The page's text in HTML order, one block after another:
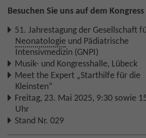
Besuchen Sie uns auf dem Kongress
51. Jahrestagung der Gesellschaft
Neonatologie und Pädiatrische
Intensivmedizin (GNPI)
Musik- und Kongresshalle, Lübeck
Meet the Expert „Starthilfe für die
Kleinsten“
Freitag, 23. Mai 2025, 9:30 sowie
Uhr
Stand Nr. 029